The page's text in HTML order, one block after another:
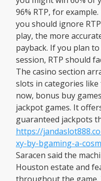
96% RTP, for
you should ignore
play, the more
payback. If you plan
session, RTP should
The casino section
slots in categories
now, bonus buy
jackpot games. It
guaranteed jackpots
https://
xy-by-bgaming-a-
Saracen said the
Houston estate and